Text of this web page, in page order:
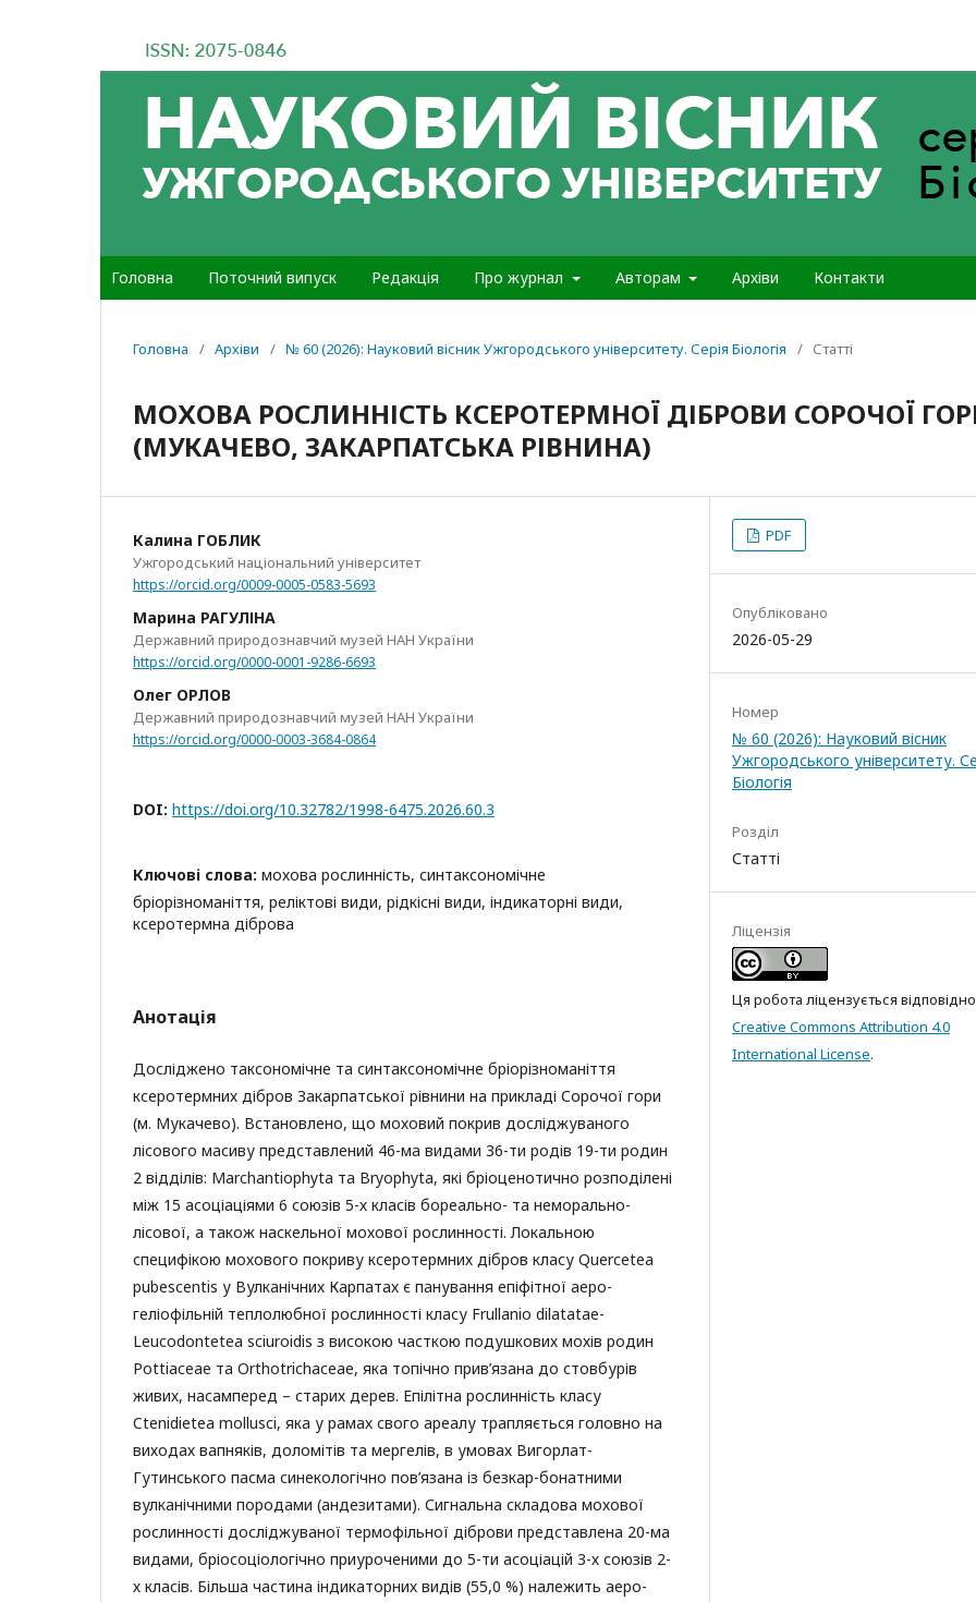
Головна Поточний випуск Редакція Про журнал Авторам Архіви Контакти
Головна / Архіви / № 60 (2026): Науковий вісник Ужгородського університету. Серія Біологія / Статті
МОХОВА РОСЛИННІСТЬ КСЕРОТЕРМНОЇ ДІБРОВИ СОРОЧОЇ
(МУКАЧЕВО, ЗАКАРПАТСЬКА РІВНИНА)
Калина ГОБЛИК
Ужгородський національний університет
https://orcid.org/0009-0005-0583-5693
Марина РАГУЛІНА
Державний природознавчий музей НАН України
https://orcid.org/0000-0001-9286-6693
Олег ОРЛОВ
Державний природознавчий музей НАН України
https://orcid.org/0000-0003-3684-0864
DOI: https://doi.org/10.32782/1998-6475.2026.60.3
Ключові слова: мохова рослинність, синтаксономічне
бріорізноманіття, реліктові види, рідкісні види, індикаторні види,
ксеротермна діброва
Анотація
Досліджено таксономічне та синтаксономічне бріорізноманіття
ксеротермних дібров Закарпатської рівнини на прикладі Сорочої гори
(м. Мукачево). Встановлено, що моховий покрив досліджуваного
лісового масиву представлений 46-ма видами 36-ти родів 19-ти родин
2 відділів: Marchantiophyta та Bryophyta, які бріоценотично розподілені
між 15 асоціаціями 6 союзів 5-х класів бореально- та неморально-
лісової, а також наскельної мохової рослинності. Локальною
специфікою мохового покриву ксеротермних дібров класу Quercetea
pubescentis у Вулканічних Карпатах є панування епіфітної аеро-
геліофільній теплолюбної рослинності класу Frullanio dilatatae-
Leucodontetea sciuroidis з високою часткою подушкових мохів родин
Pottiaceae та Orthotrichaceae, яка топічно прив’язана до стовбурів
живих, насамперед – старих дерев. Епілітна рослинність класу
Ctenidietea mollusci, яка у рамах свого ареалу трапляється головно на
виходах вапняків, доломітів та мергелів, в умовах Вигорлат-
Гутинського пасма синекологічно пов’язана із безкар-бонатними
вулканічними породами (андезитами). Сигнальна складова мохової
рослинності досліджуваної термофільної діброви представлена 20-ма
видами, бріосоціологічно приуроченими до 5-ти асоціацій 3-х союзів 2-
х класів. Більша частина індикаторних видів (55,0 %) належить аеро-
PDF
Опубліковано
2026-05-29
Номер
№ 60 (2026): Науковий вісник
Ужгородського університету.
Біологія
Розділ
Статті
Ліцензія
Ця робота ліцензується
Creative Commons Attribution 4.0
International License.